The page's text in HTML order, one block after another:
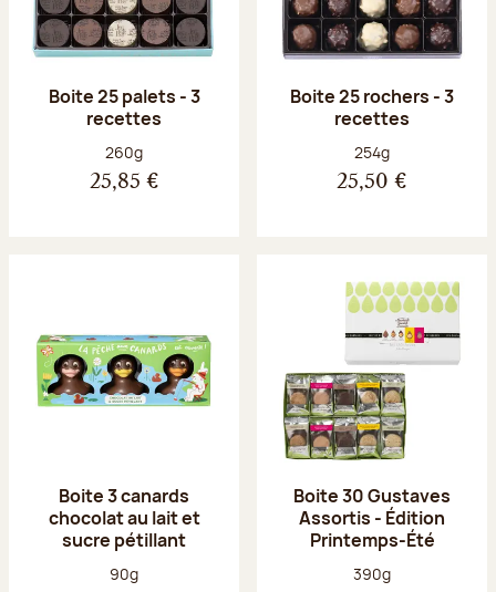
Boite 25 palets - 3
recettes
Poids net :
260g
25,85 €
Boite 25 rochers - 3
recettes
Poids net :
254g
25,50 €
Boite 3 canards
chocolat au lait et
sucre pétillant
Poids net :
90g
Boite 30 Gustaves
Assortis - Édition
Printemps-Été
Poids net :
390g